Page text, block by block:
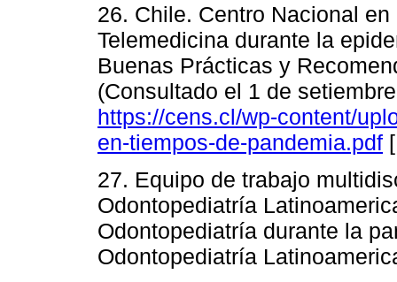
26. Chile. Centro Nacional
Telemedicina durante la
Buenas Prácticas y
(Consultado el 1 de
https://cens.cl/wp-content/
en-tiempos-de-pandemia.pdf
27. Equipo de trabajo
Odontopediatría
Odontopediatría durante la
Odontopediatría